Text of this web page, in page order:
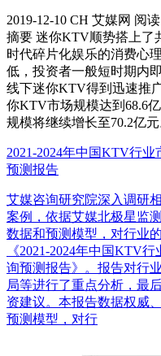
2019-12-10 CH 艾媒网 阅
摘要 迷你KTV顺势搭上了
时代碎片化娱乐的消费心
低，投资者一般短时期内
线下迷你KTV得到迅速推
你KTV市场规模达到68.6
规模将继续增长至70.2亿元
2021-2024年中国KTV行
预测报告
艾媒咨询研究院深入调研
案例，依据艾媒北极星监
数据和预测模型，对行业
《2021-2024年中国KTV
询预测报告》。报告对行
局等进行了重点分析，最
资建议。本报告数据权威
预测模型，对行